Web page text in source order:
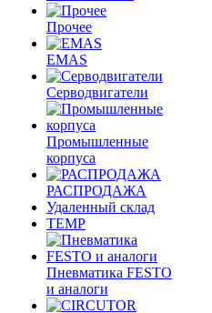
Прочее
EMAS
Cерводвигатели
Промышленные
корпуса
РАСПРОДАЖА
Удаленный склад
TEMP
Пневматика FESTO
и аналоги